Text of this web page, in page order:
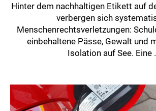
Hinter dem nachhaltigen Etikett auf
verbergen sich
Menschenrechtsverletzungen:
einbehaltene Pässe, Gewalt und
Isolation auf See. Eine